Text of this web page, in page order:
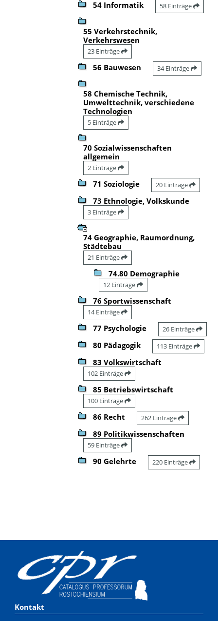
54 Informatik 58 Einträge
55 Verkehrstechnik,
Verkehrswesen
23 Einträge
56 Bauwesen 34 Einträge
58 Chemische Technik,
Umwelttechnik, verschiedene
Technologien
5 Einträge
70 Sozialwissenschaften
allgemein
2 Einträge
71 Soziologie 20 Einträge
73 Ethnologie, Volkskunde
3 Einträge
74 Geographie, Raumordnung,
Städtebau
21 Einträge
74.80 Demographie
12 Einträge
76 Sportwissenschaft
14 Einträge
77 Psychologie 26 Einträge
80 Pädagogik 113 Einträge
83 Volkswirtschaft
102 Einträge
85 Betriebswirtschaft
100 Einträge
86 Recht 262 Einträge
89 Politikwissenschaften
59 Einträge
90 Gelehrte 220 Einträge
Kontakt